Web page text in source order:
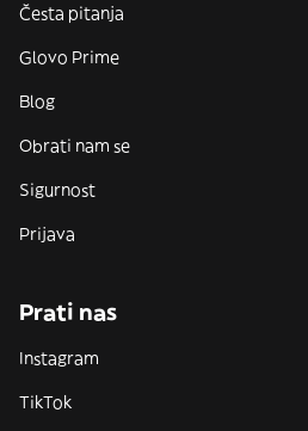
Česta pitanja
Glovo Prime
Blog
Obrati nam se
Sigurnost
Prijava
Prati nas
Instagram
TikTok